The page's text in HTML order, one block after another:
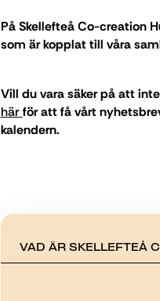
På Skellefteå Co-creation
som är kopplat till våra
Vill du vara säker på att
härför att få vårt
kalendern.
VAD ÄR SKELLEFTEÅ